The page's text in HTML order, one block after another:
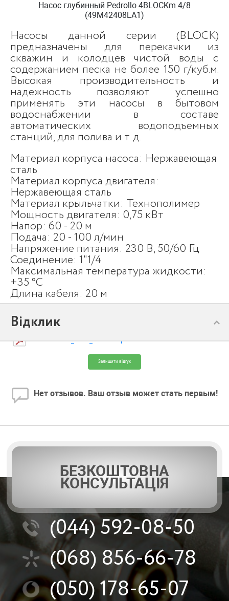
Насос глубинный Pedrollo 4BLOCKm 4/8
(49M42408LA1)
Насосы данной серии (BLOCK)
предназначены для перекачки из
скважин и колодцев чистой воды с
содержанием песка не более 150 г/куб.м.
Высокая производительность и
надежность позволяют успешно
применять эти насосы в бытовом
водоснабжении в составе
автоматических водоподъемных
станций, для полива и т. д.
Материал корпуса насоса: Нержавеющая
сталь
Материал корпуса двигателя:
Нержавеющая сталь
Материал крыльчатки: Технополимер
Мощность двигателя: 0,75 кВт
Напор: 60 - 20 м
Подача: 20 - 100 л/мин
Напряжение питания: 230 В, 50/60 Гц
Соединение: 1"1/4
Максимальная температура жидкости:
+35 °С
Длина кабеля: 20 м
4BLOCK_RU_50Hz.pdf
Відклик
Залишити відгук
Нет отзывов. Ваш отзыв может стать первым!
БЕЗКОШТОВНА
КОНСУЛЬТАЦІЯ
(044)592-08-50
(068) 856-66-78
(050)178-65-07